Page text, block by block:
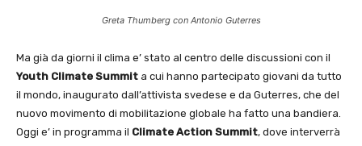
Greta Thumberg con Antonio Guterres
Ma già da giorni il clima e’ stato al centro delle discussioni con il
Youth Climate Summit a cui hanno partecipato giovani da tutto
il mondo, inaugurato dall’attivista svedese e da Guterres, che del
nuovo movimento di mobilitazione globale ha fatto una bandiera.
Oggi e’ in programma il Climate Action Summit, dove interverrà